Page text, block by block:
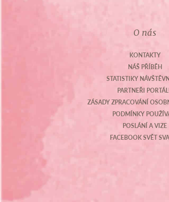
O nás
KONTAKTY
NÁŠ PŘÍBĚH
STATISTIKY
PARTNEŘI
ZÁSADY ZPRACOVÁNÍ
PODMÍNKY
POSLÁNÍ A VIZE
FACEBOOK SVĚT